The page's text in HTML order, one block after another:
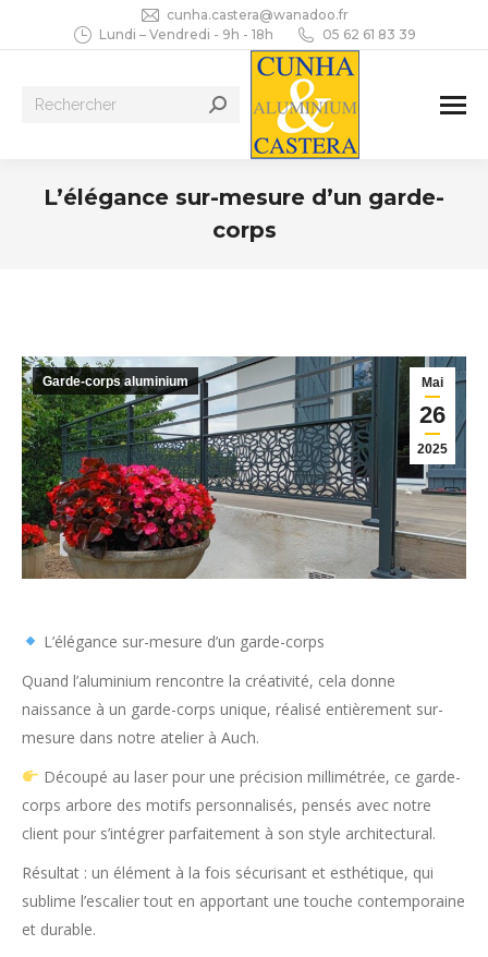
cunha.castera@wanadoo.fr
Lundi – Vendredi - 9h - 18h
05 62 61 83 39
Recherche
L’élégance sur-mesure d’un garde-
corps
Mai
26
2025
Garde-corps aluminium
L’élégance sur-mesure d’un garde-corps
Quand l’aluminium rencontre la créativité, cela donne
naissance à un garde-corps unique, réalisé entièrement sur-
mesure dans notre atelier à Auch.
Découpé au laser pour une précision millimétrée, ce garde-
corps arbore des motifs personnalisés, pensés avec notre
client pour s’intégrer parfaitement à son style architectural.
Résultat : un élément à la fois sécurisant et esthétique, qui
sublime l’escalier tout en apportant une touche contemporaine
et durable.